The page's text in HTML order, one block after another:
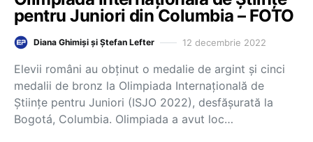
pentru Juniori din Columbia – FOTO
Diana Ghimiși și Ștefan Lefter 12 decembrie 2022
Elevii români au obținut o medalie de argint și cinci
medalii de bronz la Olimpiada Internațională de
Științe pentru Juniori (ISJO 2022), desfășurată la
Bogotá, Columbia. Olimpiada a avut loc…